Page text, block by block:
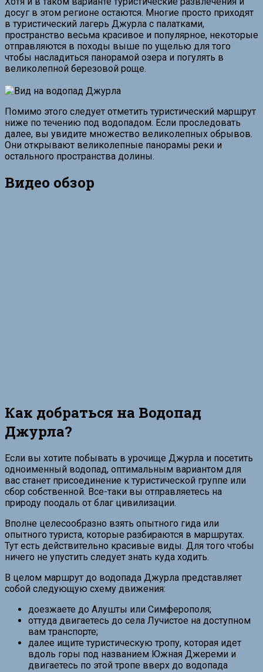
досуг в этом регионе остаются. Многие просто приходят
в туристический лагерь Джурла с палатками,
пространство весьма красивое и популярное, некоторые
отправляются в походы выше по ущелью для того
чтобы насладиться панорамой озера и погулять в
великолепной березовой роще.
Помимо этого следует отметить туристический маршрут
ниже по течению под водопадом. Если проследовать
далее, вы увидите множество великолепных обрывов.
Они открывают великолепные панорамы реки и
остального пространства долины.
Видео обзор
Как добраться на Водопад
Джурла?
Если вы хотите побывать в урочище Джурла и посетить
одноименный водопад, оптимальным вариантом для
вас станет присоединение к туристической группе или
сбор собственной. Все-таки вы отправляетесь на
природу поодаль от благ цивилизации.
Вполне целесообразно взять опытного гида или
опытного туриста, которые разбираются в маршрутах.
Тут есть действительно красивые виды. Для того чтобы
ничего не упустить следует знать куда ходить.
В целом маршрут до водопада Джурла представляет
собой следующую схему движения:
доезжаете до Алушты или Симферополя;
оттуда двигаетесь до села Лучистое на доступном
вам транспорте;
далее ищите туристическую тропу, которая идет
вдоль горы под названием Южная Джереми и
двигаетесь по этой тропе вверх до водопада